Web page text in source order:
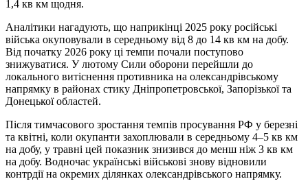
1,4 кв км щодня.
Аналітики нагадують, що наприкінці 2025 року російські
війська окуповували в середньому від 8 до 14 кв км на добу.
Від початку 2026 року ці темпи почали поступово
знижуватися. У лютому Сили оборони перейшли до
локального витіснення противника на олександрівському
напрямку в районах стику Дніпропетровської, Запорізької та
Донецької областей.
Після тимчасового зростання темпів просування РФ у березні
та квітні, коли окупанти захоплювали в середньому 4–5 кв км
на добу, у травні цей показник знизився до менш ніж 3 кв км
на добу. Водночас українські військові знову відновили
контрдії на окремих ділянках олександрівського напрямку.